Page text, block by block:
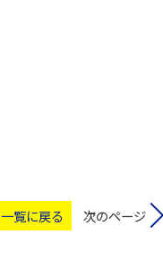
一覧に戻る 次のページ